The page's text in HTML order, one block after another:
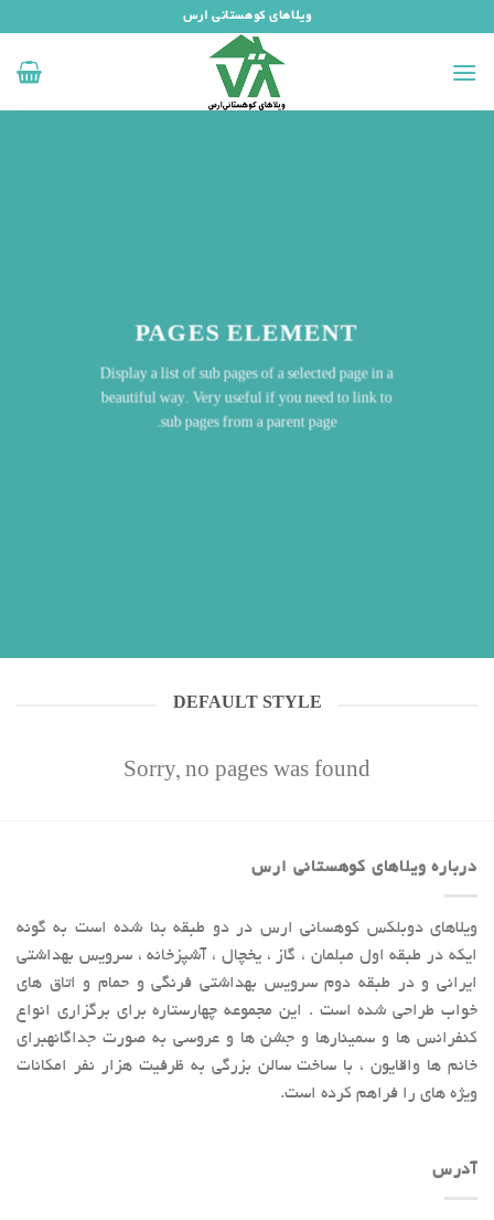
محتوا
ویلاهای کوهستانی ارس
PAGES ELEMENT
Display a list of sub pages of a selected page in a
beautiful way. Very useful if you need to link to
sub pages from a parent page.
DEFAULT STYLE
Sorry, no pages was found
درباره ویلاهای کوهستانی ارس
ویلاهای دوبلکس کوهسانی ارس در دو طبقه بنا شده است به گونه
ایکه در طبقه اول مبلمان ، گاز ، یخچال ، آشپزخانه ، سرویس بهداشتی
ایرانی و در طبقه دوم سرویس بهداشتی فرنگی و حمام و اتاق های
خواب طراحی شده است . این مجموعه چهارستاره برای برگزاری انواع
کنفرانس ها و سمینارها و جشن ها و عروسی به صورت جداگانهبرای
خانم ها واقایون ، با ساخت سالن بزرگی به ظرفیت هزار نفر امکانات
ویژه های را فراهم کرده است.
آدرس